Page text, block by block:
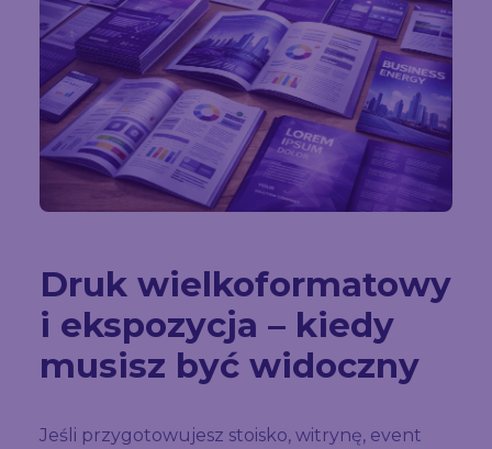
Druk wielkoformatowy
i ekspozycja – kiedy
musisz być widoczny
Jeśli przygotowujesz stoisko, witrynę, event